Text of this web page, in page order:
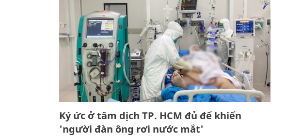
Ký ức ở tâm dịch TP. HCM đủ để khiến
'người đàn ông rơi nước mắt'